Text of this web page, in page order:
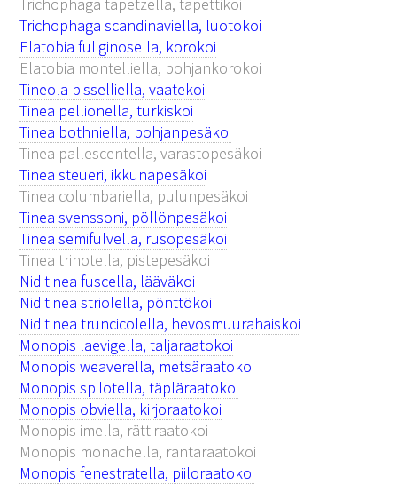
Trichophaga scandinaviella, luotokoi
Elatobia fuliginosella, korokoi
Elatobia montelliella, pohjankorokoi
Tineola bisselliella, vaatekoi
Tinea pellionella, turkiskoi
Tinea bothniella, pohjanpesäkoi
Tinea pallescentella, varastopesäkoi
Tinea steueri, ikkunapesäkoi
Tinea columbariella, pulunpesäkoi
Tinea svenssoni, pöllönpesäkoi
Tinea semifulvella, rusopesäkoi
Tinea trinotella, pistepesäkoi
Niditinea fuscella, lääväkoi
Niditinea striolella, pönttökoi
Niditinea truncicolella, hevosmuurahaiskoi
Monopis laevigella, taljaraatokoi
Monopis weaverella, metsäraatokoi
Monopis spilotella, täpläraatokoi
Monopis obviella, kirjoraatokoi
Monopis imella, rättiraatokoi
Monopis monachella, rantaraatokoi
Monopis fenestratella, piiloraatokoi